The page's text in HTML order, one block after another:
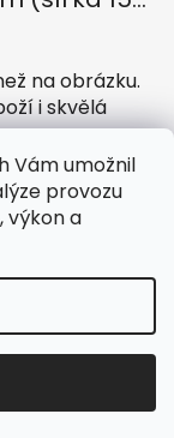
Vám umožnil
provozu
výkon a
na obrázku.
i skvělá